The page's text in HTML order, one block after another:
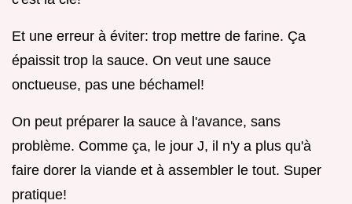
Et une erreur à éviter: trop mettre de farine. Ça
épaissit trop la sauce. On veut une sauce
onctueuse, pas une béchamel!
On peut préparer la sauce à l'avance, sans
problème. Comme ça, le jour J, il n'y a plus qu'à
faire dorer la viande et à assembler le tout. Super
pratique!